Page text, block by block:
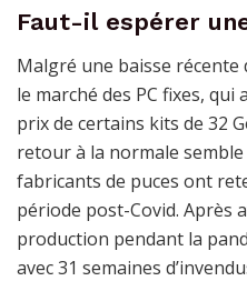
Faut-il espérer
Malgré une baisse récente
le marché des PC fixes,
prix de certains kits de 32
retour à la normale
fabricants de puces ont
période post-Covid. Après
production pendant la
avec 31 semaines